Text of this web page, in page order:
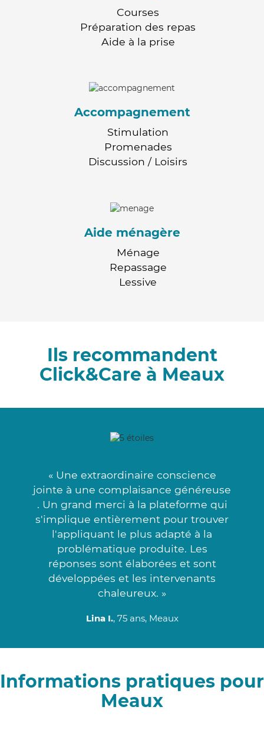
Courses
Préparation des repas
Aide à la prise
Accompagnement
Stimulation
Promenades
Discussion / Loisirs
Aide ménagère
Ménage
Repassage
Lessive
Ils recommandent
Click&Care à Meaux
« Une extraordinaire conscience
jointe à une complaisance généreuse
. Un grand merci à la plateforme qui
s'implique entièrement pour trouver
l'appliquant le plus adapté à la
problématique produite. Les
réponses sont élaborées et sont
développées et les intervenants
chaleureux. »
Lina I., 75 ans, Meaux
Informations pratiques pour
Meaux